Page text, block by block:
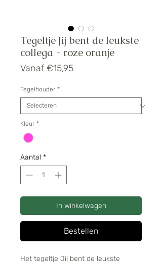
Tegeltje Jij bent de leukste
collega - roze oranje
Vanaf €15,95Verkoopprijs
Tegelhouder *
Kleur *
Aantal *
In winkelwagen
Bestellen
Het tegeltje Jij bent de leukste